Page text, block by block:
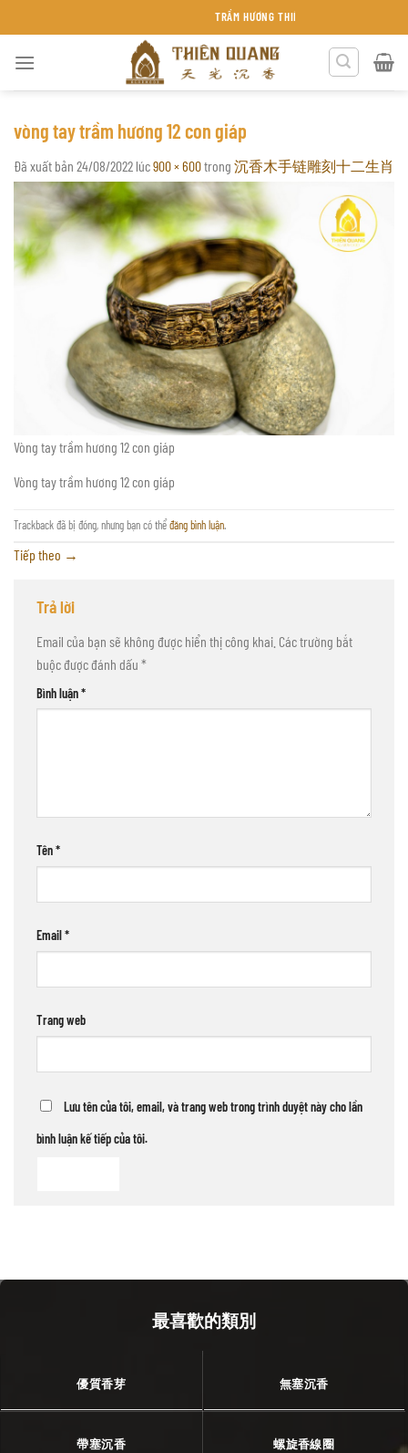
đến
TRẦM HƯƠNG THIÊN QUANG KHÁNH HÒA
vòng tay trầm hương 12 con giáp
Đã xuất bản 24/08/2022 lúc900 × 600trong 沉香木手链雕刻十二生肖
Vòng tay trầm hương 12 con giáp
Vòng tay trầm hương 12 con giáp
Trackback đã bị đóng, nhưng bạn có thểđăng bình luận.
Tiếp theo →
Trả lời
Email của bạn sẽ không được hiển thị công khai. Các trường bắt
buộc được đánh dấu *
Bình luận*
Tên*
Email*
Trang web
Lưu tên của tôi, email, và trang web trong trình duyệt này cho lần
bình luận kế tiếp của tôi.
最喜歡的類別
優質香芽 無塞沉香
帶塞沉香 螺旋香線圈